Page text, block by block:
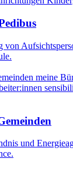
von
meine
und